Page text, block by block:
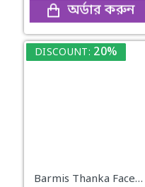
অর্ডার করুন
DISCOUNT: 20%
Barmis Thanka Facepack